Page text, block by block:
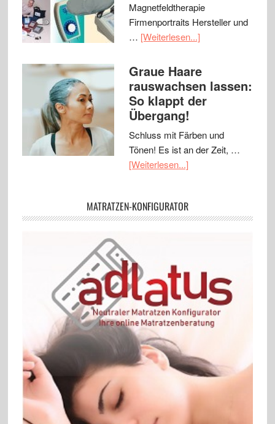
Magnetfeldtherapie
Firmenportraits Hersteller und
… [Weiterlesen...]
Graue Haare
rauswachsen lassen:
So klappt der
Übergang!
Schluss mit Färben und
Tönen! Es ist an der Zeit, …
[Weiterlesen...]
MATRATZEN-KONFIGURATOR